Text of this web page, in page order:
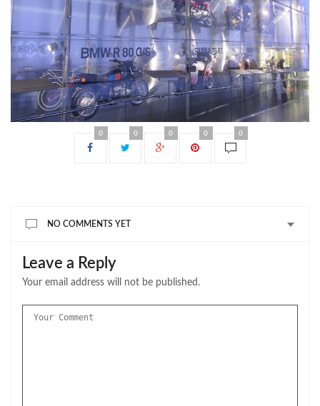
0 0 0 0 0
NO COMMENTS YET
Leave a Reply
Your email address will not be published.